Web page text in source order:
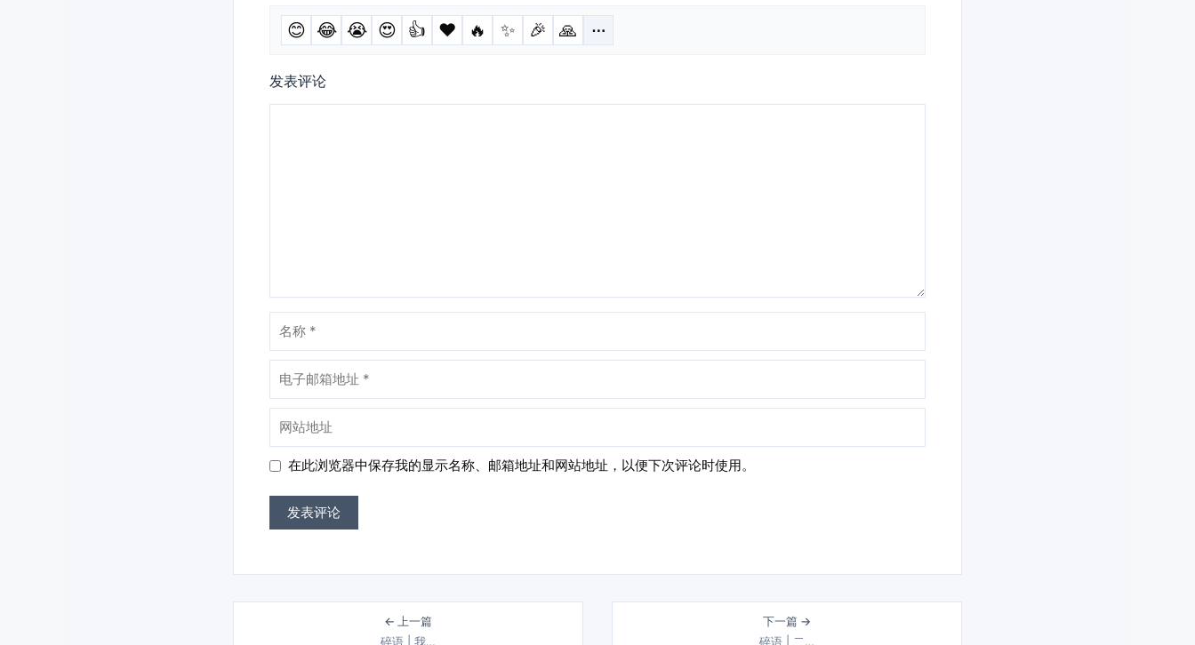
😊 😂 😭 😍 👍 ❤️ 🔥 ✨ 🎉 🙏 ⋯
发表评论
称
子
邮
箱
地
址
站
址
在此浏览器中保存我的显示名称、邮箱地址和网站地址，以便下次评论时使用。
← 上一篇
碎语 | 我…
下一篇 →
碎语 | 二…